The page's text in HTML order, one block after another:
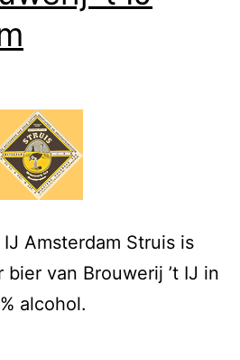
Amsterdam Struis is
van Brouwerij ’t IJ in
alcohol.